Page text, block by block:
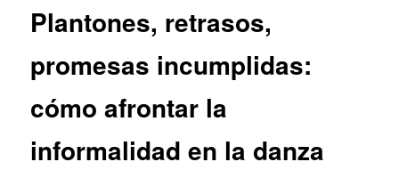
Plantones, retrasos,
promesas incumplidas:
cómo afrontar la
informalidad en la danza